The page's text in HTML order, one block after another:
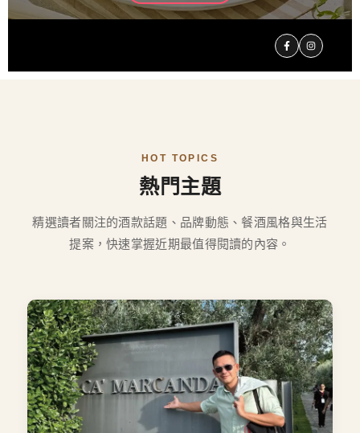
HOT TOPICS
熱門主題
精選讀者關注的酒款話題、品牌動態、餐酒風格與生活
提案，快速掌握近期最值得閱讀的內容。